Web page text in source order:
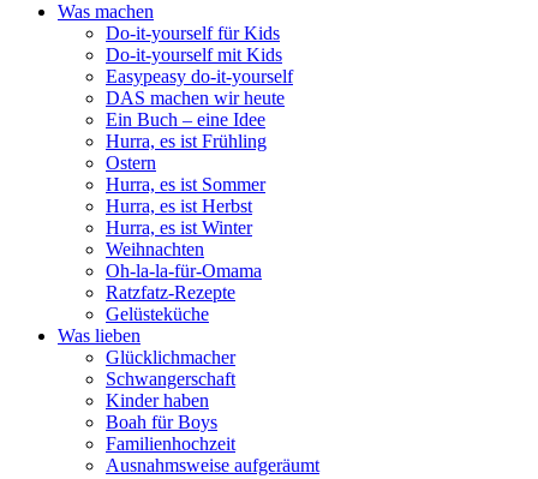
Was machen
Do-it-yourself für Kids
Do-it-yourself mit Kids
Easypeasy do-it-yourself
DAS machen wir heute
Ein Buch – eine Idee
Hurra, es ist Frühling
Ostern
Hurra, es ist Sommer
Hurra, es ist Herbst
Hurra, es ist Winter
Weihnachten
Oh-la-la-für-Omama
Ratzfatz-Rezepte
Gelüsteküche
Was lieben
Glücklichmacher
Schwangerschaft
Kinder haben
Boah für Boys
Familienhochzeit
Ausnahmsweise aufgeräumt